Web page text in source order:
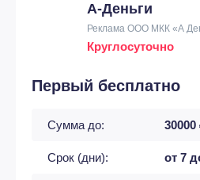
А-Деньги
Реклама ООО МКК «А
Круглосуточно
Первый бесплатно
Сумма до: 30000
Срок (дни): от 7